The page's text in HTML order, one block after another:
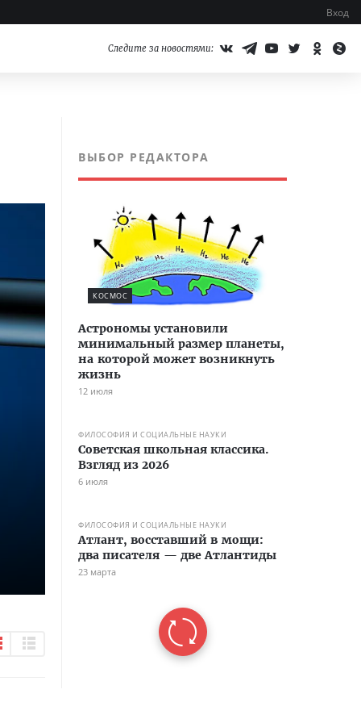
Вход
Следите за новостями:
ВЫБОР РЕДАКТОРА
КОСМОС
Астрономы установили
минимальный размер планеты,
на которой может возникнуть
жизнь
12 июля
ФИЛОСОФИЯ И СОЦИАЛЬНЫЕ НАУКИ
Советская школьная классика.
Взгляд из 2026
6 июля
ФИЛОСОФИЯ И СОЦИАЛЬНЫЕ НАУКИ
Атлант, восставший в мощи:
два писателя — две Атлантиды
23 марта